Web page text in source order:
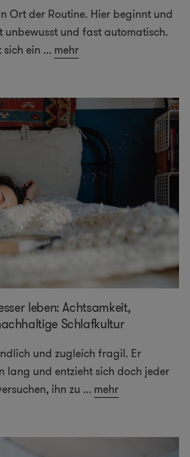
Ort der Routine. Hier beginnt und
unbewusst und fast automatisch.
ein ... mehr
leben: Achtsamkeit,
Schlafkultur
und zugleich fragil. Er
lang und entzieht sich doch jeder
ihn zu ... mehr